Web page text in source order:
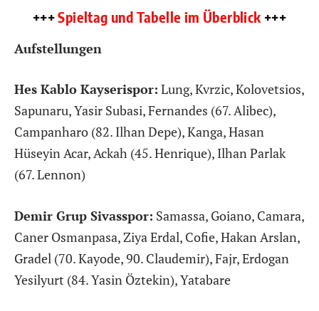
+++Spieltag und Tabelle im Überblick +++
Aufstellungen
Hes Kablo Kayserispor: Lung, Kvrzic, Kolovetsios,
Sapunaru, Yasir Subasi, Fernandes (67. Alibec),
Campanharo (82. Ilhan Depe), Kanga, Hasan
Hüseyin Acar, Ackah (45. Henrique), Ilhan Parlak
(67. Lennon)
Demir Grup Sivasspor: Samassa, Goiano, Camara,
Caner Osmanpasa, Ziya Erdal, Cofie, Hakan Arslan,
Gradel (70. Kayode, 90. Claudemir), Fajr, Erdogan
Yesilyurt (84. Yasin Öztekin), Yatabare